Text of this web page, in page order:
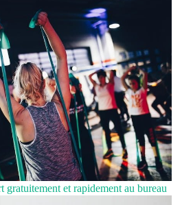
gratuitement et rapidement au bureau